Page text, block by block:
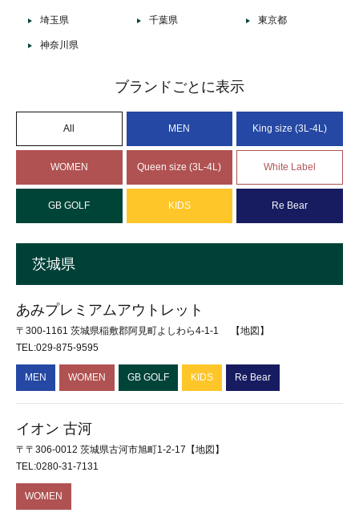
埼玉県 千葉県 東京都
神奈川県
ブランドごとに表示
All MEN King size (3L-4L)
WOMEN Queen size (3L-4L) White Label
GB GOLF KIDS Re Bear
茨城県
あみプレミアムアウトレット
〒300-1161 茨城県稲敷郡阿見町よしわら4-1-1
【地図】
TEL:029-875-9595
MEN WOMEN GB GOLF KIDS Re Bear
イオン 古河
〒〒306-0012 茨城県古河市旭町1-2-17 【地図】
TEL:0280-31-7131
WOMEN